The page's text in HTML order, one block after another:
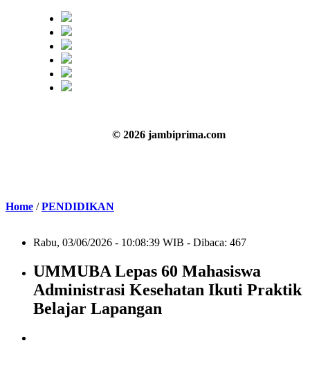
© 2026 jambiprima.com
Home /PENDIDIKAN
Rabu, 03/06/2026 - 10:08:39 WIB - Dibaca: 467
UMMUBA Lepas 60 Mahasiswa
Administrasi Kesehatan Ikuti Praktik
Belajar Lapangan